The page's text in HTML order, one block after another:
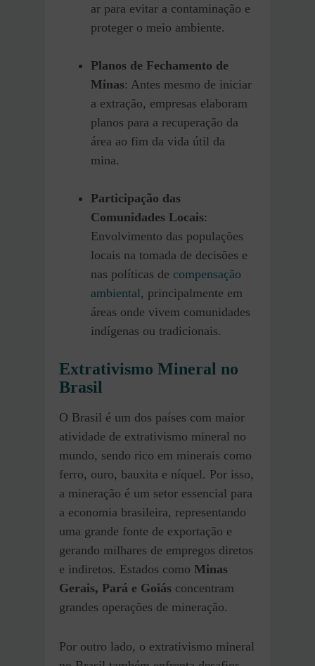
ar para evitar a contaminação e
proteger o meio ambiente.
Planos de Fechamento de
Minas: Antes mesmo de iniciar
a extração, empresas elaboram
planos para a recuperação da
área ao fim da vida útil da
mina.
Participação das
Comunidades Locais:
Envolvimento das populações
locais na tomada de decisões e
nas políticas de compensação
ambiental, principalmente em
áreas onde vivem comunidades
indígenas ou tradicionais.
Extrativismo Mineral no
Brasil
O Brasil é um dos países com maior
atividade de extrativismo mineral no
mundo, sendo rico em minerais como
ferro, ouro, bauxita e níquel. Por isso,
a mineração é um setor essencial para
a economia brasileira, representando
uma grande fonte de exportação e
gerando milhares de empregos diretos
e indiretos. Estados como Minas
Gerais, Pará e Goiás concentram
grandes operações de mineração.
Por outro lado, o extrativismo mineral